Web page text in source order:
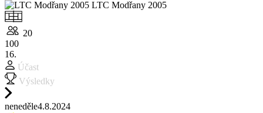
LTC Modřany 2005
20
100
16.
Účast
Výsledky
neneděle4.8.2024